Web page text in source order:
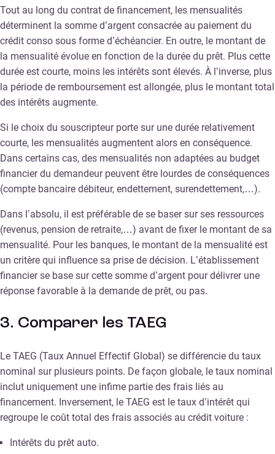
Tout au long du contrat de financement, les mensualités
déterminent la somme d’argent consacrée au paiement du
crédit conso sous forme d’échéancier. En outre, le montant de
la mensualité évolue en fonction de la durée du prêt. Plus cette
durée est courte, moins les intérêts sont élevés. À l’inverse, plus
la période de remboursement est allongée, plus le montant total
des intérêts augmente.
Si le choix du souscripteur porte sur une durée relativement
courte, les mensualités augmentent alors en conséquence.
Dans certains cas, des mensualités non adaptées au budget
financier du demandeur peuvent être lourdes de conséquences
(compte bancaire débiteur, endettement, surendettement,…).
Dans l’absolu, il est préférable de se baser sur ses ressources
(revenus, pension de retraite,…) avant de fixer le montant de sa
mensualité. Pour les banques, le montant de la mensualité est
un critère qui influence sa prise de décision. L’établissement
financier se base sur cette somme d’argent pour délivrer une
réponse favorable à la demande de prêt, ou pas.
3. Comparer les TAEG
Le TAEG (Taux Annuel Effectif Global) se différencie du taux
nominal sur plusieurs points. De façon globale, le taux nominal
inclut uniquement une infime partie des frais liés au
financement. Inversement, le TAEG est le taux d’intérêt qui
regroupe le coût total des frais associés au crédit voiture :
Intérêts du prêt auto.